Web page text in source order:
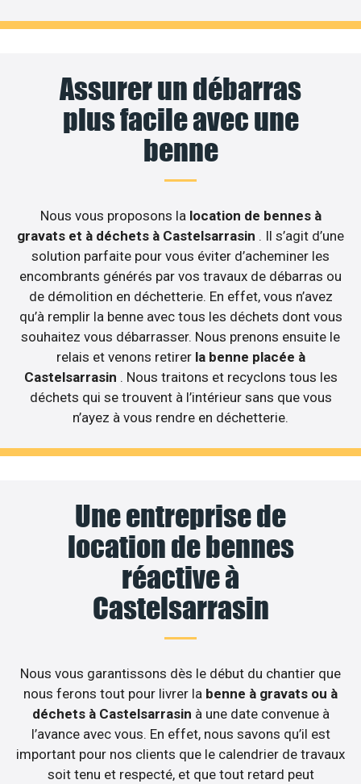
Assurer un débarras
plus facile avec une
benne
Nous vous proposons la location de bennes à
gravats et à déchets à Castelsarrasin . Il s’agit d’une
solution parfaite pour vous éviter d’acheminer les
encombrants générés par vos travaux de débarras ou
de démolition en déchetterie. En effet, vous n’avez
qu’à remplir la benne avec tous les déchets dont vous
souhaitez vous débarrasser. Nous prenons ensuite le
relais et venons retirer la benne placée à
Castelsarrasin . Nous traitons et recyclons tous les
déchets qui se trouvent à l’intérieur sans que vous
n’ayez à vous rendre en déchetterie.
Une entreprise de
location de bennes
réactive à
Castelsarrasin
Nous vous garantissons dès le début du chantier que
nous ferons tout pour livrer la benne à gravats ou à
déchets à Castelsarrasin à une date convenue à
l’avance avec vous. En effet, nous savons qu’il est
important pour nos clients que le calendrier de travaux
soit tenu et respecté, et que tout retard peut